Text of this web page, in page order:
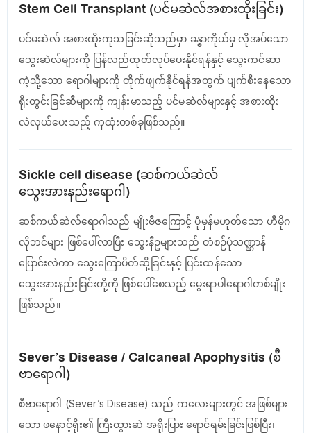
Stem Cell Transplant (ပင်မဆဲလ်အစားထိုးခြင်း)
ပင်မဆဲလ် အစားထိုးကုသခြင်းဆိုသည်မှာ ခန္ဓာကိုယ်မှ လိုအပ်သော
သွေးဆဲလ်များကို ပြန်လည်ထုတ်လုပ်ပေးနိုင်ရန်နှင့် သွေးကင်ဆာ
ကဲ့သို့သော ရောဂါများကို တိုက်ဖျက်နိုင်ရန်အတွက် ပျက်စီးနေသော
ရိုးတွင်းခြင်ဆီများကို ကျန်းမာသည့် ပင်မဆဲလ်များနှင့် အစားထိုး
လဲလှယ်ပေးသည့် ကုထုံးတစ်ခုဖြစ်သည်။
Sickle cell disease (ဆစ်ကယ်ဆဲလ်
သွေးအားနည်းရောဂါ)
ဆစ်ကယ်ဆဲလ်ရောဂါသည် မျိုးဗီဇကြောင့် ပုံမှန်မဟုတ်သော ဟီမိုဂ
လိုဘင်များ ဖြစ်ပေါ်လာပြီး သွေးနီဥများသည် တံစဉ်ပုံသဏ္ဌာန်
ပြောင်းလဲကာ သွေးကြောပိတ်ဆို့ခြင်းနှင့် ပြင်းထန်သော
သွေးအားနည်းခြင်းတို့ကို ဖြစ်ပေါ်စေသည့် မွေးရာပါရောဂါတစ်မျိုး
ဖြစ်သည်။
Sever’s Disease / Calcaneal Apophysitis (စီ
ဗာရောဂါ)
စီဗာရောဂါ (Sever’s Disease) သည် ကလေးများတွင် အဖြစ်များ
သော ဖနောင့်ရိုး၏ ကြီးထွားဆဲ အရိုးပြား ရောင်ရမ်းခြင်းဖြစ်ပြီး၊